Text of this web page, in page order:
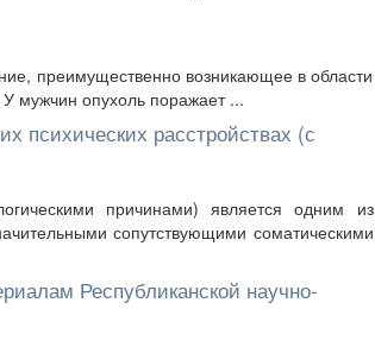
преимущественно возникающее в области
мужчин опухоль поражает ...
психических расстройствах (с
причинами) является одним из
сопутствующими соматическими
Республиканской научно-